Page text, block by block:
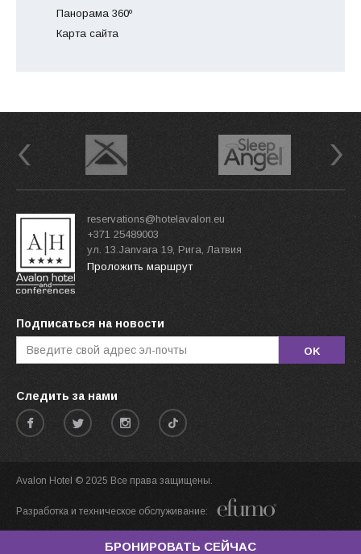
Панорама 360º
Карта сайта
Previous Next
reservations@hotelavalon.eu
+371 25489003
ул. 13.Janvara 19, Рига, Латвия
Проложить маршрут
Подписаться на новости
OK
Следить за нами
Avalon Hotel © 2025 Все права защищены.
Разработка и техническое обслуживание:
БРОНИРОВАТЬ СЕЙЧАС